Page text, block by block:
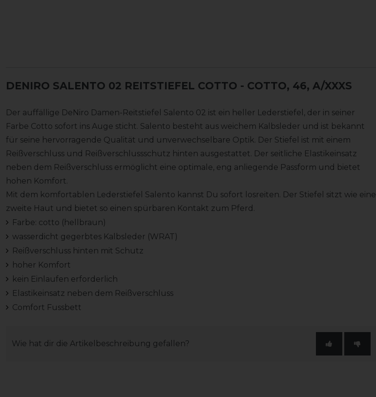
DENIRO SALENTO 02 REITSTIEFEL COTTO - COTTO, 46, A/XXXS
Der auffällige DeNiro Damen-Reitstiefel Salento 02 ist ein heller Lederstiefel, der in seiner
Farbe Cotto sofort ins Auge sticht. Salento besteht aus weichem Kalbsleder und ist bekannt
für seine hervorragende Qualität und unverwechselbare Optik. Der Stiefel ist mit einem
Reißverschluss und Reißverschlussschutz hinten ausgestattet. Der seitliche Elastikeinsatz
neben dem Reißverschluss ermöglicht eine optimale, eng anliegende Passform und bietet
hohen Komfort.
Mit dem komfortablen Lederstiefel Salento kannst Du sofort losreiten. Der Stiefel sitzt wie eine
zweite Haut und bietet so einen spürbaren Kontakt zum Pferd.
Farbe: cotto (hellbraun)
wasserdicht gegerbtes Kalbsleder (WRAT)
Reißverschluss hinten mit Schutz
hoher Komfort
kein Einlaufen erforderlich
Elastikeinsatz neben dem Reißverschluss
Comfort Fussbett
Wie hat dir die Artikelbeschreibung gefallen?